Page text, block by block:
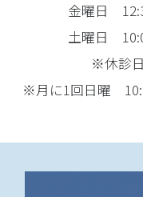
金曜日
土曜日
※休診
※月に1回日曜